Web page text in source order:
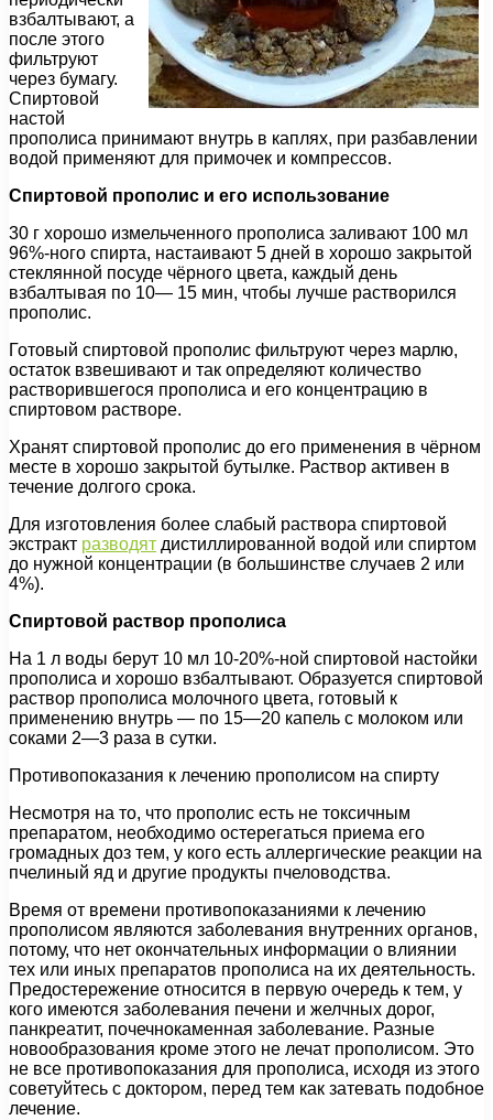
взбалтывают, а
после этого
фильтруют
через бумагу.
Спиртовой
настой
прополиса принимают внутрь в каплях, при разбавлении
водой применяют для примочек и компрессов.
Спиртовой прополис и его использование
30 г хорошо измельченного прополиса заливают 100 мл
96%-ного спирта, настаивают 5 дней в хорошо закрытой
стеклянной посуде чёрного цвета, каждый день
взбалтывая по 10— 15 мин, чтобы лучше растворился
прополис.
Готовый спиртовой прополис фильтруют через марлю,
остаток взвешивают и так определяют количество
растворившегося прополиса и его концентрацию в
спиртовом растворе.
Хранят спиртовой прополис до его применения в чёрном
месте в хорошо закрытой бутылке. Раствор активен в
течение долгого срока.
Для изготовления более слабый раствора спиртовой
экстракт разводят дистиллированной водой или спиртом
до нужной концентрации (в большинстве случаев 2 или
4%).
Спиртовой раствор прополиса
На 1 л воды берут 10 мл 10-20%-ной спиртовой настойки
прополиса и хорошо взбалтывают. Образуется спиртовой
раствор прополиса молочного цвета, готовый к
применению внутрь — по 15—20 капель с молоком или
соками 2—3 раза в сутки.
Противопоказания к лечению прополисом на спирту
Несмотря на то, что прополис есть не токсичным
препаратом, необходимо остерегаться приема его
громадных доз тем, у кого есть аллергические реакции на
пчелиный яд и другие продукты пчеловодства.
Время от времени противопоказаниями к лечению
прополисом являются заболевания внутренних органов,
потому, что нет окончательных информации о влиянии
тех или иных препаратов прополиса на их деятельность.
Предостережение относится в первую очередь к тем, у
кого имеются заболевания печени и желчных дорог,
панкреатит, почечнокаменная заболевание. Разные
новообразования кроме этого не лечат прополисом. Это
не все противопоказания для прополиса, исходя из этого
советуйтесь с доктором, перед тем как затевать подобное
лечение.